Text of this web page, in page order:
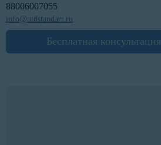
88006007055
info@ntdstandart.ru
Бесплатная консультация